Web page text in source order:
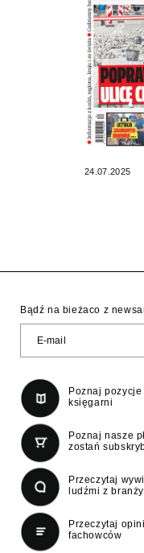
24.07.2025
Bądź na bieżaco z
Poznaj
księgarni
Poznaj nasze
zostań
Przeczytaj
ludźmi z branży
Przeczytaj
fachowców